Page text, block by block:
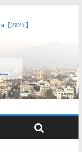
[2023]
[2022]
[2020]
[2019]
Obrero en